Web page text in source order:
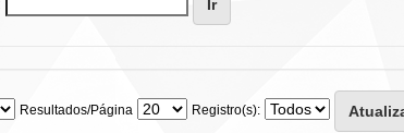
Resultados/Página Registro(s):